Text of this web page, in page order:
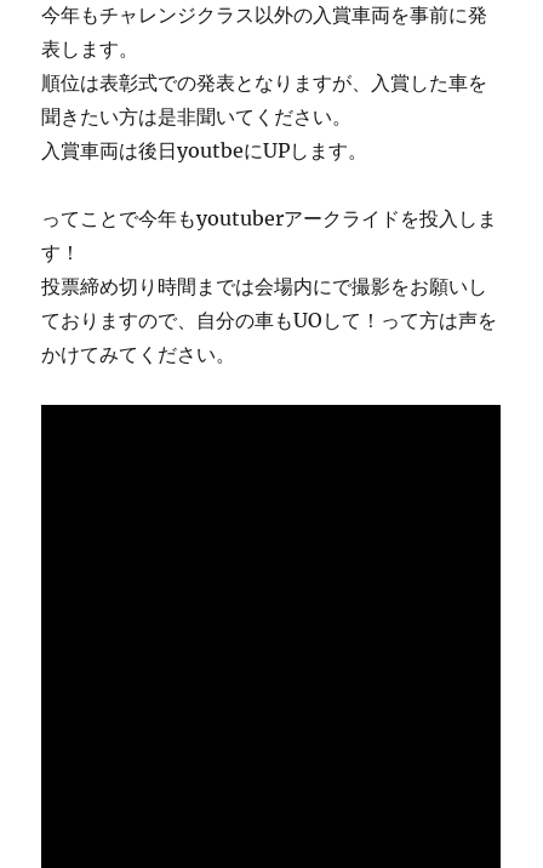
今年もチャレンジクラス以外の入賞車両を事前に発
表します。
順位は表彰式での発表となりますが、入賞した車を
聞きたい方は是非聞いてください。
入賞車両は後日youtbeにUPします。
ってことで今年もyoutuberアークライドを投入しま
す！
投票締め切り時間までは会場内にで撮影をお願いし
ておりますので、自分の車もUOして！って方は声を
かけてみてください。